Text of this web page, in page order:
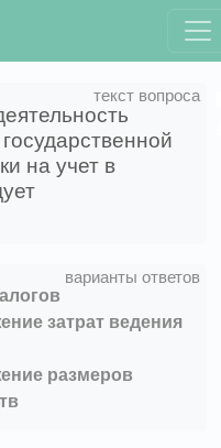
на учет в
затрат ведения
размеров